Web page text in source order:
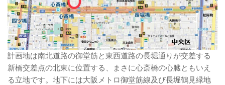
計画地は南北道路の御堂筋と東西道路の長堀通りが交差する
新橋交差点の北東に位置する、まさに心斎橋の心臓ともいえ
る立地です。地下には大阪メトロ御堂筋線及び長堀鶴見緑地